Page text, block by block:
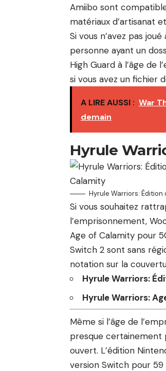
Amiibo sont
matériaux d’artisanat
Si vous n’avez pas
personne ayant un
High Guard à l’âge de
si vous avez un fichier
A LIRE AUSSI : War
demain
Hyrule
Hyrule Warriors:
Si vous souhaitez
l’emprisonnement,
Age of Calamity pour
Switch 2 sont sans
notation sur la
Hyrule Warriors:
Hyrule Warriors:
Même si l’âge de
presque certainement
ouvert. L’édition
version Switch pour